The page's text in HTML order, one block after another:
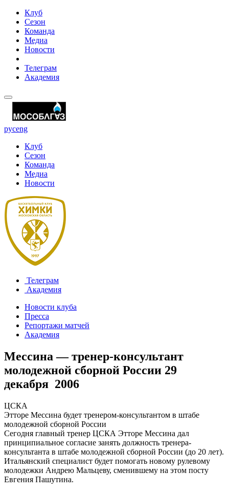
Клуб
Сезон
Команда
Медиа
Новости
Телеграм
Академия
русeng
Клуб
Сезон
Команда
Медиа
Новости
Телеграм
Академия
Новости клуба
Пресса
Репортажи матчей
Академия
Мессина — тренер-консультант
молодежной сборной России 29
декабря 2006
ЦСКА
Этторе Мессина будет тренером-консультантом в штабе
молодежной сборной России
Сегодня главный тренер ЦСКА Этторе Мессина дал
принципиальное согласие занять должность тренера-
консультанта в штабе молодежной сборной России (до 20 лет).
Итальянский специалист будет помогать новому рулевому
молодежки Андрею Мальцеву, сменившему на этом посту
Евгения Пашутина.